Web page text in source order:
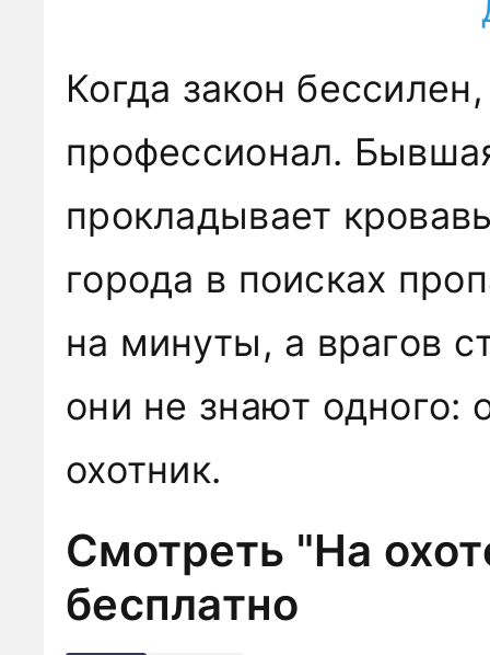
Когда закон
профессионал.
прокладывает
города в поисках
на минуты, а врагов
они не знают
охотник.
Смотреть "На
бесплатно